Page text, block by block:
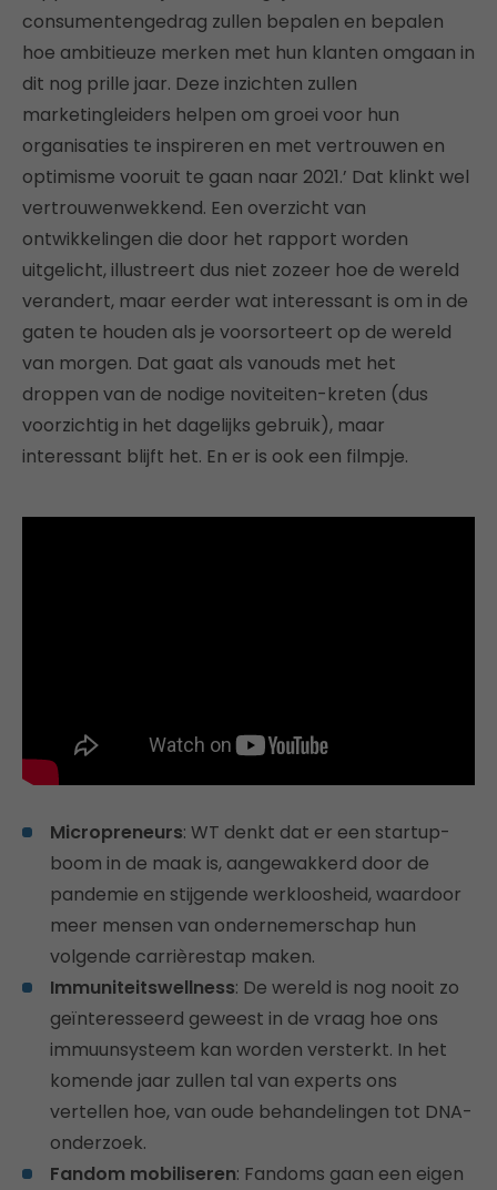
consumentengedrag zullen bepalen en bepalen
hoe ambitieuze merken met hun klanten omgaan in
dit nog prille jaar. Deze inzichten zullen
marketingleiders helpen om groei voor hun
organisaties te inspireren en met vertrouwen en
optimisme vooruit te gaan naar 2021.’ Dat klinkt wel
vertrouwenwekkend. Een overzicht van
ontwikkelingen die door het rapport worden
uitgelicht, illustreert dus niet zozeer hoe de wereld
verandert, maar eerder wat interessant is om in de
gaten te houden als je voorsorteert op de wereld
van morgen. Dat gaat als vanouds met het
droppen van de nodige noviteiten-kreten (dus
voorzichtig in het dagelijks gebruik), maar
interessant blijft het. En er is ook een filmpje.
Micropreneurs: WT denkt dat er een startup-
boom in de maak is, aangewakkerd door de
pandemie en stijgende werkloosheid, waardoor
meer mensen van ondernemerschap hun
volgende carrièrestap maken.
Immuniteitswellness: De wereld is nog nooit zo
geïnteresseerd geweest in de vraag hoe ons
immuunsysteem kan worden versterkt. In het
komende jaar zullen tal van experts ons
vertellen hoe, van oude behandelingen tot DNA-
onderzoek.
Fandom mobiliseren: Fandoms gaan een eigen